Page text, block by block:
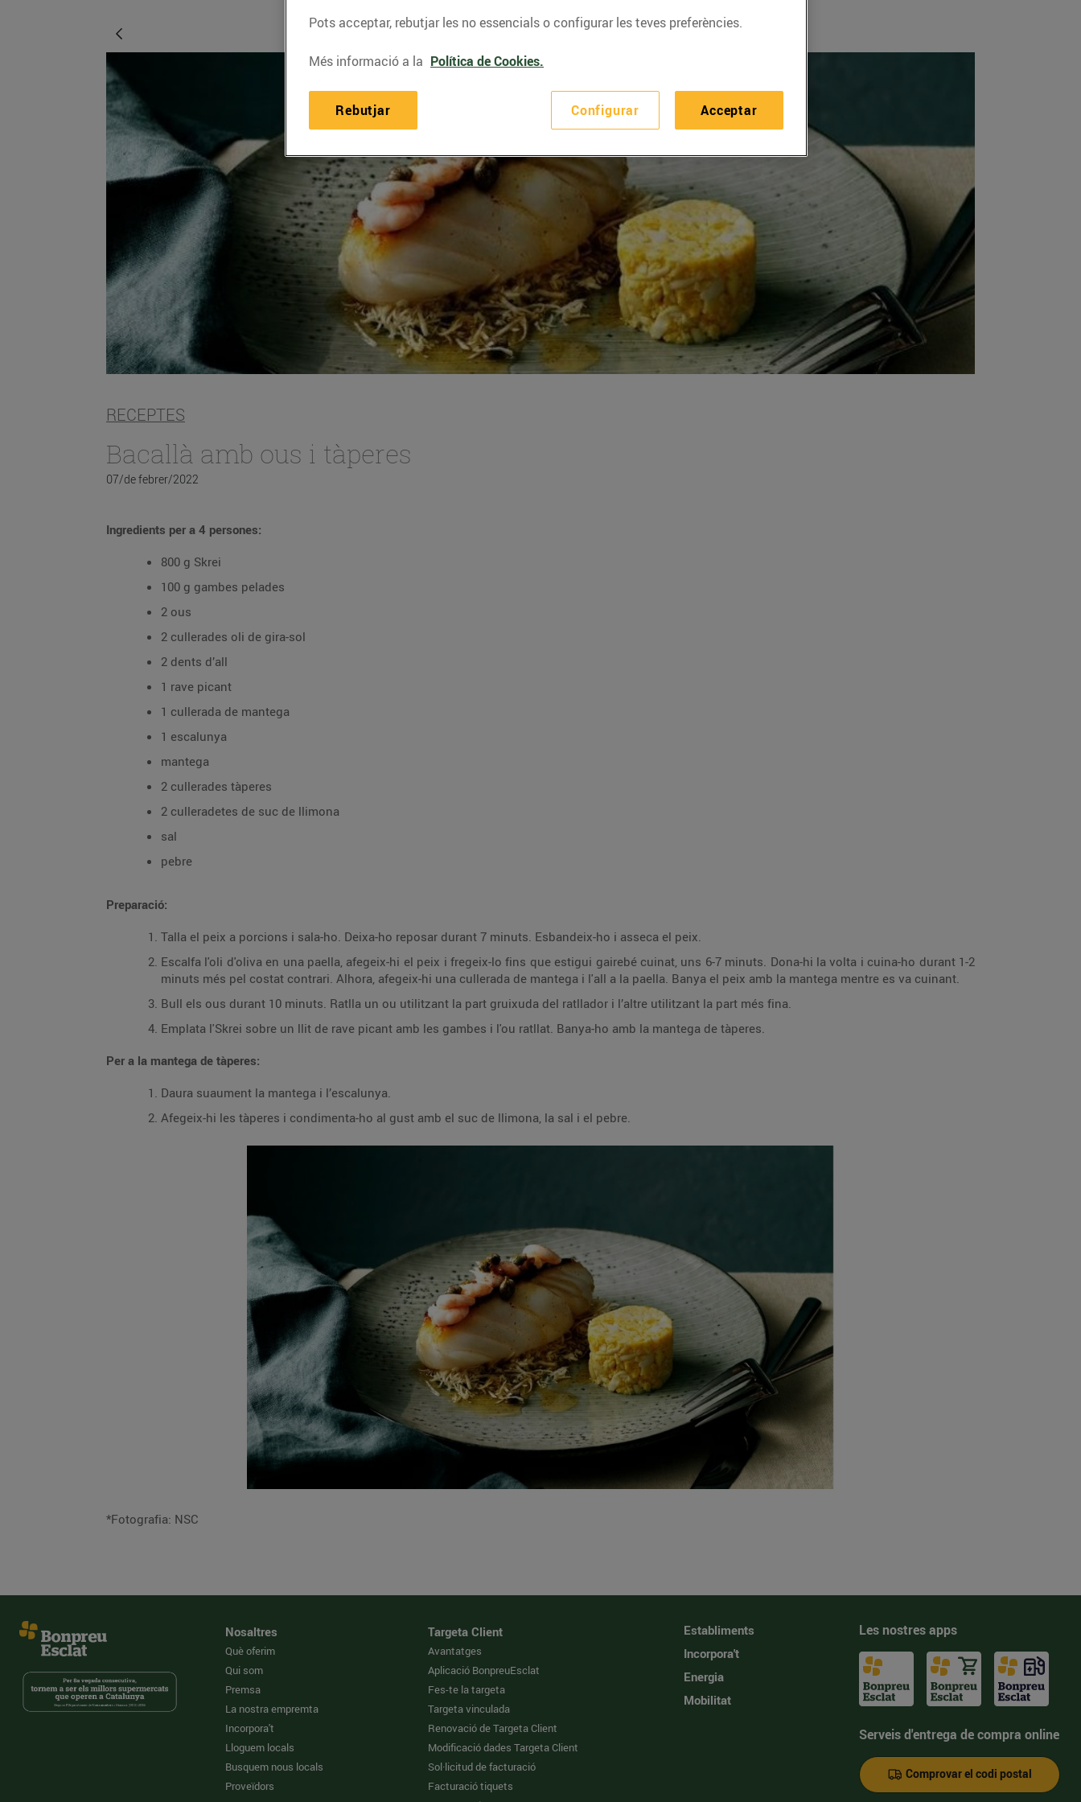
RECEPTES
Bacallà amb ous i tàperes
07/de febrer/2022
Ingredients per a 4 persones:
800 g Skrei
100 g gambes pelades
2 ous
2 cullerades oli de gira-sol
2 dents d’all
1 rave picant
1 cullerada de mantega
1 escalunya
mantega
2 cullerades tàperes
2 culleradetes de suc de llimona
sal
pebre
Preparació:
Talla el peix a porcions i sala-ho. Deixa-ho reposar durant 7 minuts. Esbandeix-ho i asseca el peix.
Escalfa l'oli d'oliva en una paella, afegeix-hi el peix i fregeix-lo fins que estigui gairebé cuinat, uns 6-7 minuts. Dona-hi la volta i cuina-ho durant 1-2
minuts més pel costat contrari. Alhora, afegeix-hi una cullerada de mantega i l'all a la paella. Banya el peix amb la mantega mentre es va cuinant.
Bull els ous durant 10 minuts. Ratlla un ou utilitzant la part gruixuda del ratllador i l’altre utilitzant la part més fina.
Emplata l'Skrei sobre un llit de rave picant amb les gambes i l'ou ratllat. Banya-ho amb la mantega de tàperes.
Per a la mantega de tàperes:
Daura suaument la mantega i l’escalunya.
Afegeix-hi les tàperes i condimenta-ho al gust amb el suc de llimona, la sal i el pebre.
*Fotografia: NSC
Nosaltres
Què oferim
Qui som
Premsa
La nostra empremta
Incorpora't
Lloguem locals
Busquem nous locals
Proveïdors
Targeta Client
Avantatges
Aplicació BonpreuEsclat
Fes-te la targeta
Targeta vinculada
Renovació de Targeta Client
Modificació dades Targeta Client
Sol·licitud de facturació
Facturació tiquets
Establiments
Incorpora't
Energia
Mobilitat
Les nostres apps
Serveis d'entrega de compra online
Comprovar el codi postal
Pots acceptar, rebutjar les no essencials o configurar les teves preferències.
Més informació a la Política de Cookies.
Configurar
Rebutjar Acceptar